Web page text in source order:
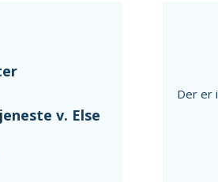
v. Else
Der er